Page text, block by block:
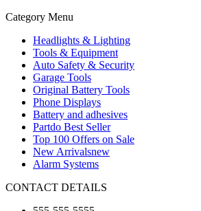
Category Menu
Headlights & Lighting
Tools & Equipment
Auto Safety & Security
Garage Tools
Original Battery Tools
Phone Displays
Battery and adhesives
Partdo Best Seller
Top 100 Offers on Sale
New Arrivalsnew
Alarm Systems
CONTACT DETAILS